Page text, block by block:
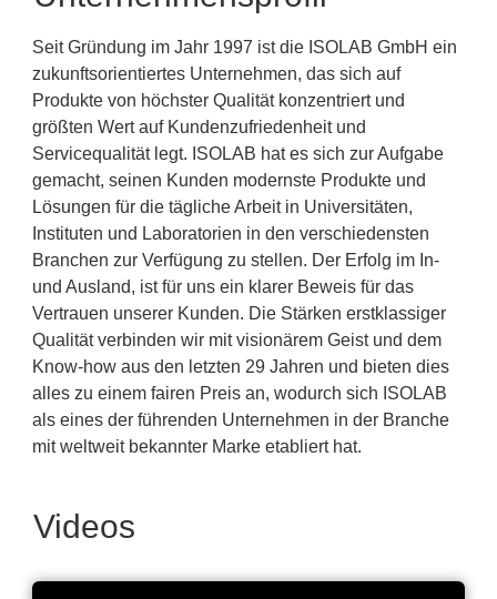
Seit Gründung im Jahr 1997 ist die ISOLAB GmbH ein
zukunftsorientiertes Unternehmen, das sich auf
Produkte von höchster Qualität konzentriert und
größten Wert auf Kundenzufriedenheit und
Servicequalität legt. ISOLAB hat es sich zur Aufgabe
gemacht, seinen Kunden modernste Produkte und
Lösungen für die tägliche Arbeit in Universitäten,
Instituten und Laboratorien in den verschiedensten
Branchen zur Verfügung zu stellen. Der Erfolg im In-
und Ausland, ist für uns ein klarer Beweis für das
Vertrauen unserer Kunden. Die Stärken erstklassiger
Qualität verbinden wir mit visionärem Geist und dem
Know-how aus den letzten 29 Jahren und bieten dies
alles zu einem fairen Preis an, wodurch sich ISOLAB
als eines der führenden Unternehmen in der Branche
mit weltweit bekannter Marke etabliert hat.
Videos